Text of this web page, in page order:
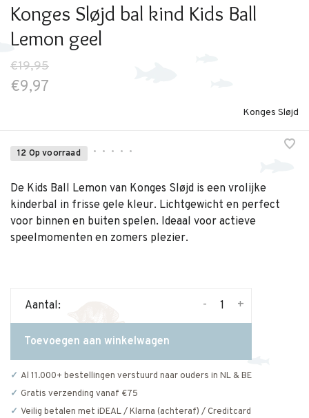
Konges Sløjd bal kind Kids Ball
Lemon geel
€19,95
€9,97
Konges Sløjd
12 Op voorraad • • • • •
De Kids Ball Lemon van Konges Sløjd is een vrolijke
kinderbal in frisse gele kleur. Lichtgewicht en perfect
voor binnen en buiten spelen. Ideaal voor actieve
speelmomenten en zomers plezier.
Aantal: +
-
Toevoegen aan winkelwagen
Al 11.000+ bestellingen verstuurd naar ouders in NL & BE
Gratis verzending vanaf €75
Veilig betalen met iDEAL / Klarna (achteraf) / Creditcard